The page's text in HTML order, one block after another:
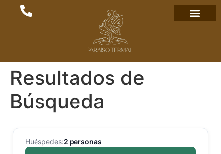
Resultados de
Búsqueda
Huéspedes:2 personas